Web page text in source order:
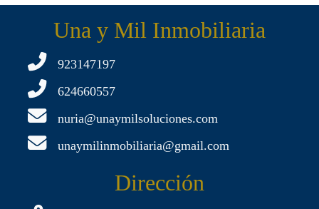
Una y Mil Inmobiliaria
923147197
624660557
nuria@unaymilsoluciones.com
unaymilinmobiliaria@gmail.com
Dirección